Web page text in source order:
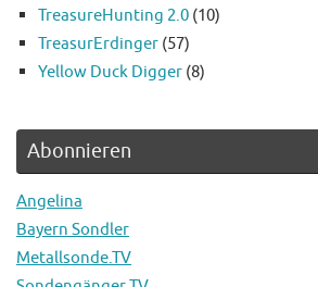
TreasureHunting 2.0 (10)
TreasurErdinger (57)
Yellow Duck Digger (8)
Abonnieren
Angelina
Bayern Sondler
Metallsonde.TV